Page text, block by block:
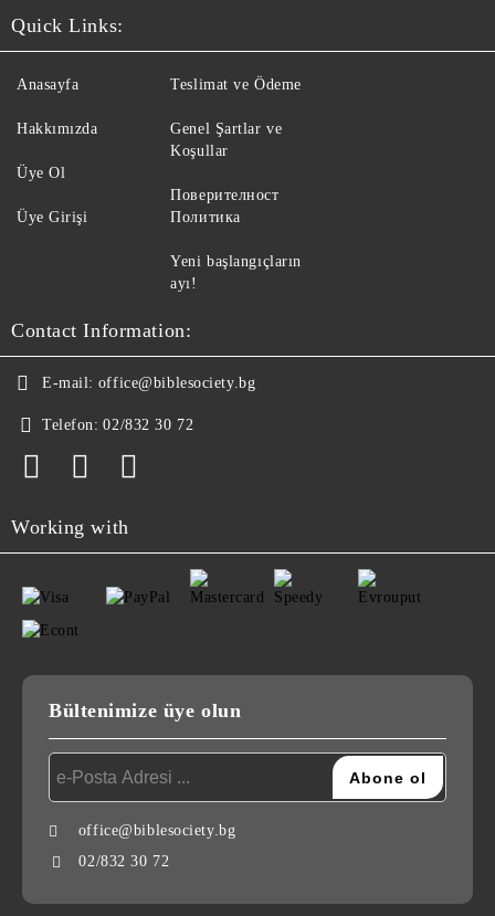
Quick Links:
Anasayfa
Hakkımızda
Üye Ol
Üye Girişi
Teslimat ve Ödeme
Genel Şartlar ve
Koşullar
Поверителност
Политика
Yeni başlangıçların
ayı!
Contact Information:
E-mail: office@biblesociety.bg
Telefon: 02/832 30 72
Working with
Bültenimize üye olun
office@biblesociety.bg
02/832 30 72